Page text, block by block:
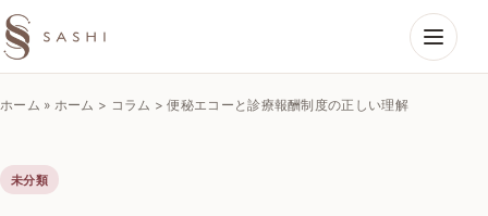
ホーム » ホーム > コラム > 便秘エコーと診療報酬制度の正しい理解
未分類